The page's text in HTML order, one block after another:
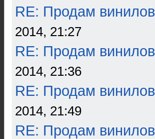
RE: Продам
2014, 21:27
RE: Продам
2014, 21:36
RE: Продам
2014, 21:49
RE: Продам